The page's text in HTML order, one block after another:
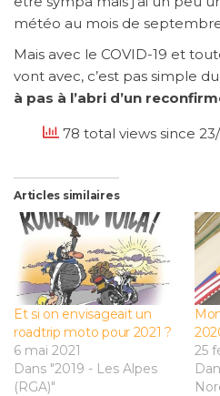
météo au mois de
Mais avec le COVID-19 et
vont avec, c’est pas simple
à pas à l’abri d’un
78 total views since 23/
Articles similaires
Et si on envisageait un
roadtrip moto pour 2021 ?
6 mai 2021
Dans "2019 - Les Alpes
(RGA)"
25